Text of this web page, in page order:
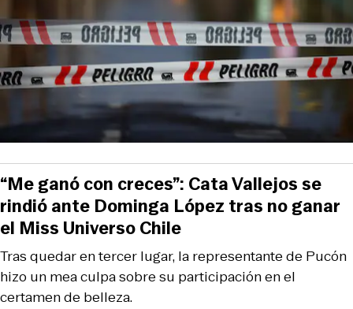
Tras quedar en tercer lugar, la representante de Pucón
hizo un mea culpa sobre su participación en el
certamen de belleza.
“Me ganó con creces”: Cata Vallejos se
rindió ante Dominga López tras no ganar
el Miss Universo Chile